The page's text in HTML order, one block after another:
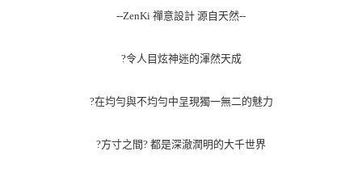
--ZenKi 禪意設計 源自天然--
?令人目炫神迷的渾然天成
?在均勻與不均勻中呈現獨一無二的魅力
?方寸之間? 都是深澈潤明的大千世界